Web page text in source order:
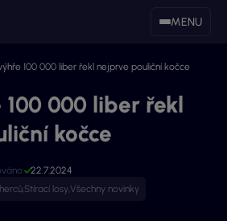
MENU
100 000 liber řekl nejprve pouliční kočce
000 liber řekl
kočce
22.7.2024
,Stírací losy,Všechny novinky